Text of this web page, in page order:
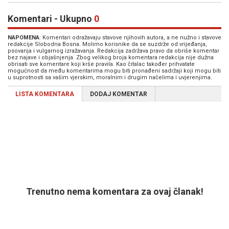
Komentari - Ukupno 0
NAPOMENA: Komentari odražavaju stavove njihovih autora, a ne nužno i stavove
redakcije Slobodna Bosna. Molimo korisnike da se suzdrže od vrijeđanja,
psovanja i vulgarnog izražavanja. Redakcija zadržava pravo da obriše komentar
bez najave i objašnjenja. Zbog velikog broja komentara redakcija nije dužna
obrisati sve komentare koji krše pravila. Kao čitalac također prihvatate
mogućnost da među komentarima mogu biti pronađeni sadržaji koji mogu biti
u suprotnosti sa vašim vjerskim, moralnim i drugim načelima i uvjerenjima.
LISTA KOMENTARA DODAJ KOMENTAR
Trenutno nema komentara za ovaj članak!